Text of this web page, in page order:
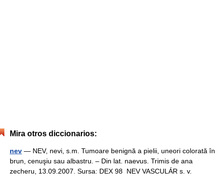
Mira otros diccionarios:
nev — NEV, nevi, s.m. Tumoare benignă a pielii, uneori colorată în
brun, cenuşiu sau albastru. – Din lat. naevus. Trimis de ana
zecheru, 13.09.2007. Sursa: DEX 98 NEV VASCULÁR s. v.